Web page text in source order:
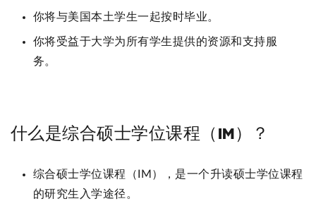
你将与美国本土学生一起按时毕业。
你将受益于大学为所有学生提供的资源和支持服
务。
什么是综合硕士学位课程（IM）？
综合硕士学位课程（IM），是一个升读硕士学位课程
的研究生入学途径。